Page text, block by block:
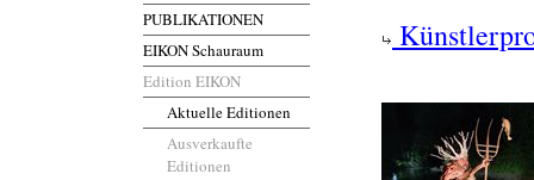
PUBLIKATIONEN
EIKON Schauraum
Edition EIKON
Aktuelle Editionen
Ausverkaufte
Editionen